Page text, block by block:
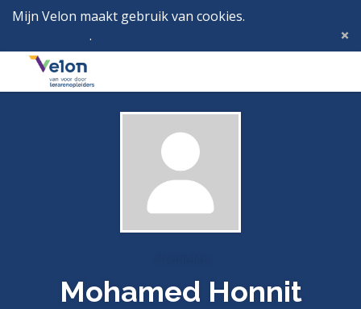
Mijn Velon maakt gebruik van cookies.
.
Menu
Mohamed Honnit